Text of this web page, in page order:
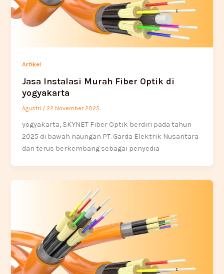
Artikel
Jasa Instalasi Murah Fiber Optik di
yogyakarta
Agustri / 22 November 2025
yogyakarta, SKYNET Fiber Optik berdiri pada tahun
2025 di bawah naungan PT. Garda Elektrik Nusantara
dan terus berkembang sebagai penyedia